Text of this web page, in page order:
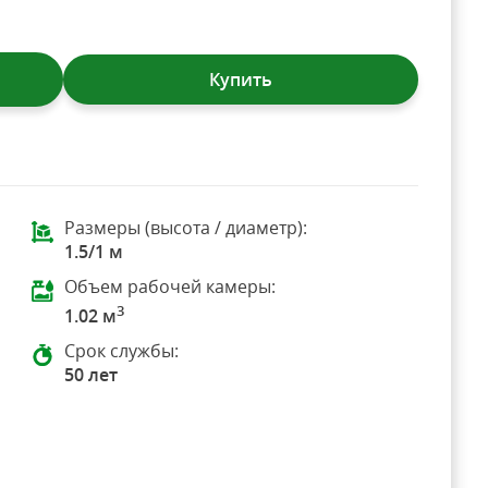
Купить
Размеры (высота / диаметр):
1.5/1 м
Объем рабочей камеры:
1.02 м3
Срок службы:
50 лет